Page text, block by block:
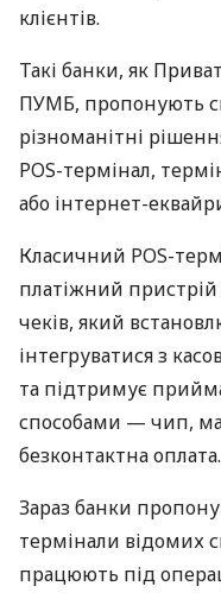
клієнтів.
Такі банки, як
ПУМБ, пропонують
різноманітні
POS-термінал,
або інтернет-
Класичний POS-
платіжний
чеків, який
інтегруватися з
та підтримує
способами — чип,
безконтактна оплата.
Зараз банки
термінали відомих
працюють під